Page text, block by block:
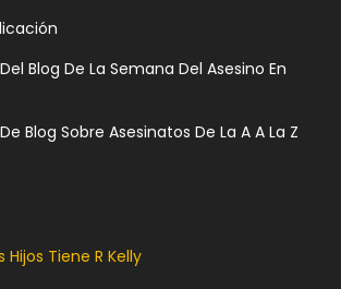
Blog De La Semana Del Asesino En
Blog Sobre Asesinatos De La A A La Z
Tiene R Kelly